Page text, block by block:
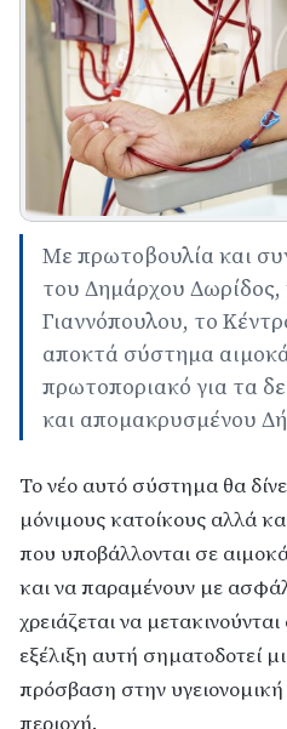
Με πρωτοβουλία και
του Δημάρχου Δωρίδος,
Γιαννόπουλου, το
αποκτά σύστημα
πρωτοποριακό για τα
και απομακρυσμένου
Το νέο αυτό σύστημα θα
μόνιμους κατοίκους αλλά
που υποβάλλονται σε
και να παραμένουν με
χρειάζεται να
εξέλιξη αυτή σηματοδοτεί
πρόσβαση στην